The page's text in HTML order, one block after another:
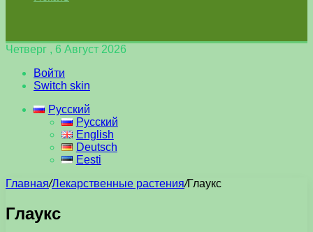
Четверг , 6 Август 2026
Войти
Switch skin
Русский
Русский
English
Deutsch
Eesti
Главная/Лекарственные растения/Глаукс
Глаукс